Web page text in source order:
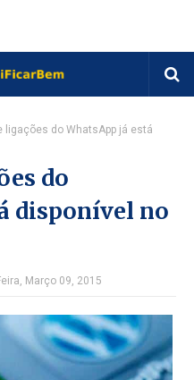
ligações do WhatsApp já está
do
disponível no
Março 09, 2015